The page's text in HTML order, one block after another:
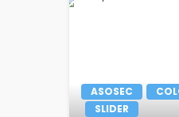
ASOSEC
SLIDER